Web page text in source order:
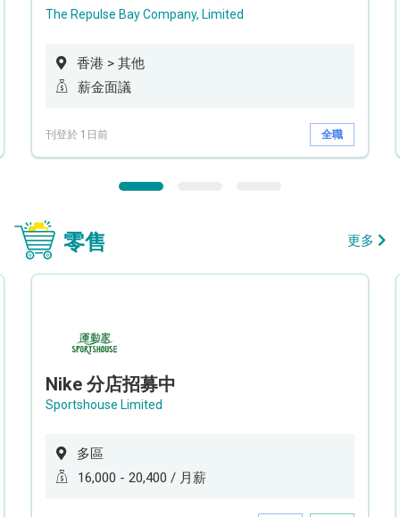
The Repulse Bay Company, Limited
香港 > 其他
薪金面議
刊登於 1日前 全職
零售 更多
Nike 分店招募中
Sportshouse Limited
多區
16,000 - 20,400 / 月薪